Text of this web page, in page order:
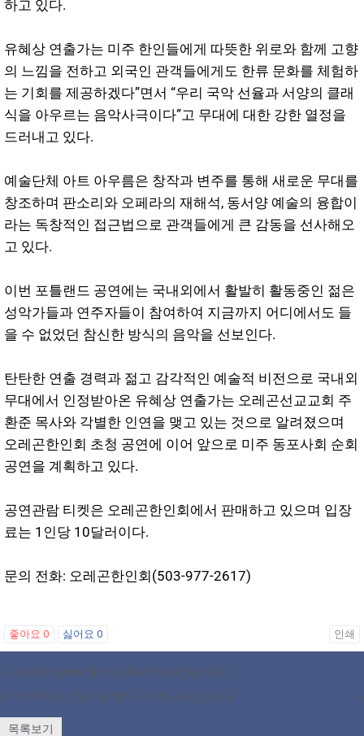
하고 있다.
유혜상 연출가는 미주 한인들에게 따뜻한 위로와 함께 고향
의 느낌을 전하고 외국인 관객들에게도 한류 문화를 체험하
는 기회를 제공하겠다”면서 “우리 국악 선율과 서양의 클래
식을 아우르는 음악사극이다”고 무대에 대한 강한 열정을
드러내고 있다.
예술단체 아트 아우름은 창작과 변주를 통해 새로운 무대를
창조하며 판소리와 오페라의 재해석, 동서양 예술의 융합이
라는 독창적인 접근법으로 관객들에게 큰 감동을 선사해오
고 있다.
이번 포틀랜드 공연에는 국내외에서 활발히 활동중인 젊은
성악가들과 연주자들이 참여하여 지금까지 어디에서도 들
을 수 없었던 참신한 방식의 음악을 선보인다.
탄탄한 연출 경력과 젊고 감각적인 예술적 비전으로 국내외
무대에서 인정받아온 유혜상 연출가는 오레곤선교교회 주
환준 목사와 각별한 인연을 맺고 있는 것으로 알려졌으며
오레곤한인회 초청 공연에 이어 앞으로 미주 동포사회 순회
공연을 계획하고 있다.
공연관람 티켓은 오레곤한인회에서 판매하고 있으며 입장
료는 1인당 10달러이다.
문의 전화: 오레곤한인회(503-977-2617)
좋아요 0 싫어요 0 인쇄
«
Korean Opera ‘Spring Chun Hyang’ by KSO
제 106주년 3.1절 기념행사 포스터 공모전 안내
»
목록보기